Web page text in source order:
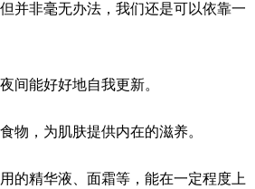
并非毫无办法，我们还是可以依靠一
间能好好地自我更新。
物，为肌肤提供内在的滋养。
的精华液、面霜等，能在一定程度上